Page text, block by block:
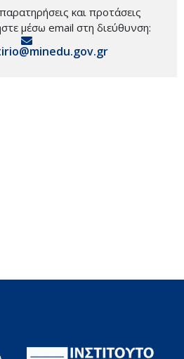
και προτάσεις
μέσω email στη διεύθυνση: